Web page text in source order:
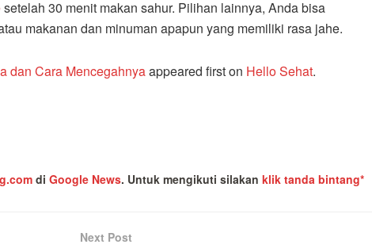
setelah 30 menit makan sahur. Pilihan lainnya, Anda bisa
makanan dan minuman apapun yang memiliki rasa jahe.
dan Cara Mencegahnyaappeared first on Hello Sehat.
di Google News. Untuk mengikuti silakan klik tanda bintang*
Next Post